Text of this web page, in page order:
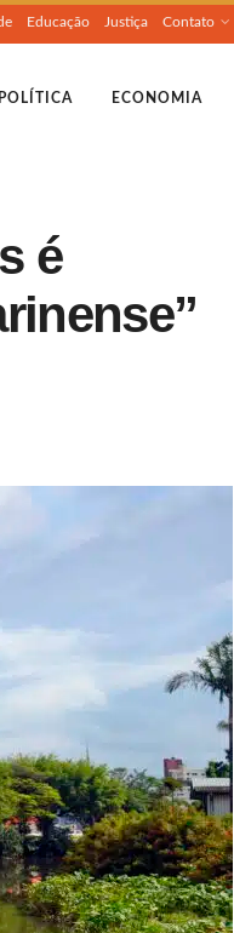
Educação Justiça Contato
POLÍTICA ECONOMIA
é